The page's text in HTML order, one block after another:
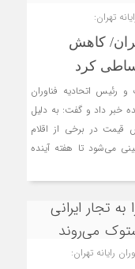
تهران:
کاهش
کرد
رئیس اتحادیه فناوران
خبر داد و گفت: به دلیل
قیمت در برخی از اقلام
می‌شود تا هفته آینده
رایانه تهران: